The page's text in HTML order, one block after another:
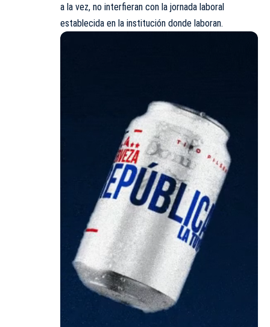
a la vez, no interfieran con la jornada laboral
establecida en la institución donde laboran.